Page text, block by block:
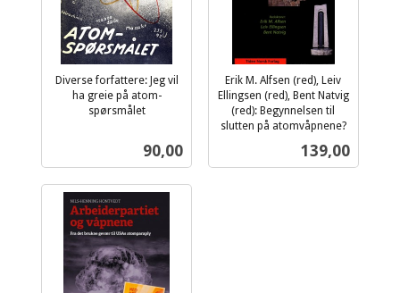
Diverse forfattere: Jeg vil
ha greie på atom-
spørsmålet
Pris
90,00
Erik M. Alfsen (red), Leiv
Ellingsen (red), Bent Natvig
(red): Begynnelsen til
slutten på atomvåpnene?
Pris
139,00